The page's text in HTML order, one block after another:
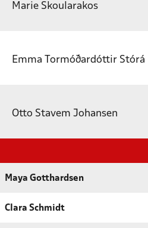
Marie Skoularakos
Emma Tormóðardóttir Stórá
Otto Stavem Johansen
Maya Gotthardsen
Clara Schmidt